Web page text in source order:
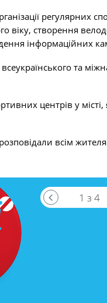
регулярних
віку, створення
інформаційних
та
центрів у місті,
всім
1 з 4